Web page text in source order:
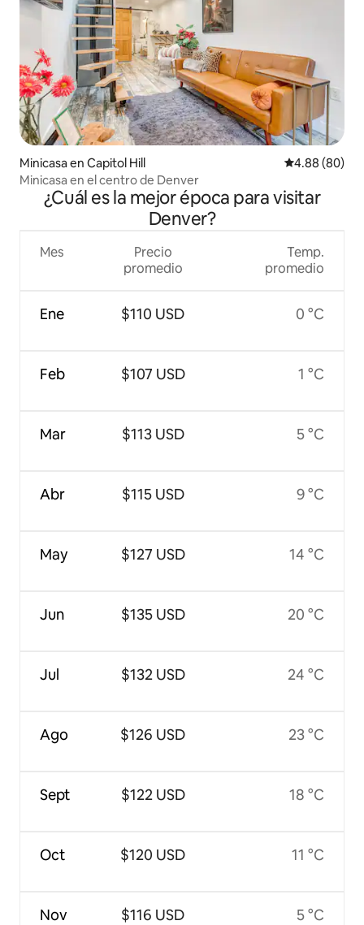
Minicasa en Capitol Hill Calificación
4.88 (80)
Minicasa en el centro de Denver
¿Cuál es la mejor época para visitar
Denver?
Mes
Ene
Feb
Mar
Abr
May
Jun
Jul
Ago
Sept
Oct
Nov
Precio
promedio
$110 USD
$107 USD
$113 USD
$115 USD
$127 USD
$135 USD
$132 USD
$126 USD
$122 USD
$120 USD
$116 USD
Temp.
promedio
0 °C
1 °C
5 °C
9 °C
14 °C
20 °C
24 °C
23 °C
18 °C
11 °C
5 °C